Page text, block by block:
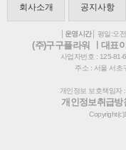
회사소개 공지사항
│운영시간│ 평일:오
(주)구구플라워 ㅣ대표
사업자번호 : 125-
주소 : 서울 서초
개인정보 보호책임자
개인정보취급방